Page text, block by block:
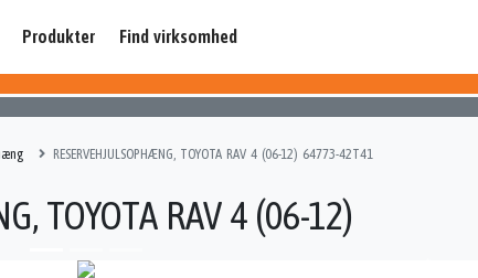
Produkter Find virksomhed
RESERVEHJULSOPHÆNG, TOYOTA RAV 4 (06-12) 64773-42T41
TOYOTA RAV 4 (06-12)